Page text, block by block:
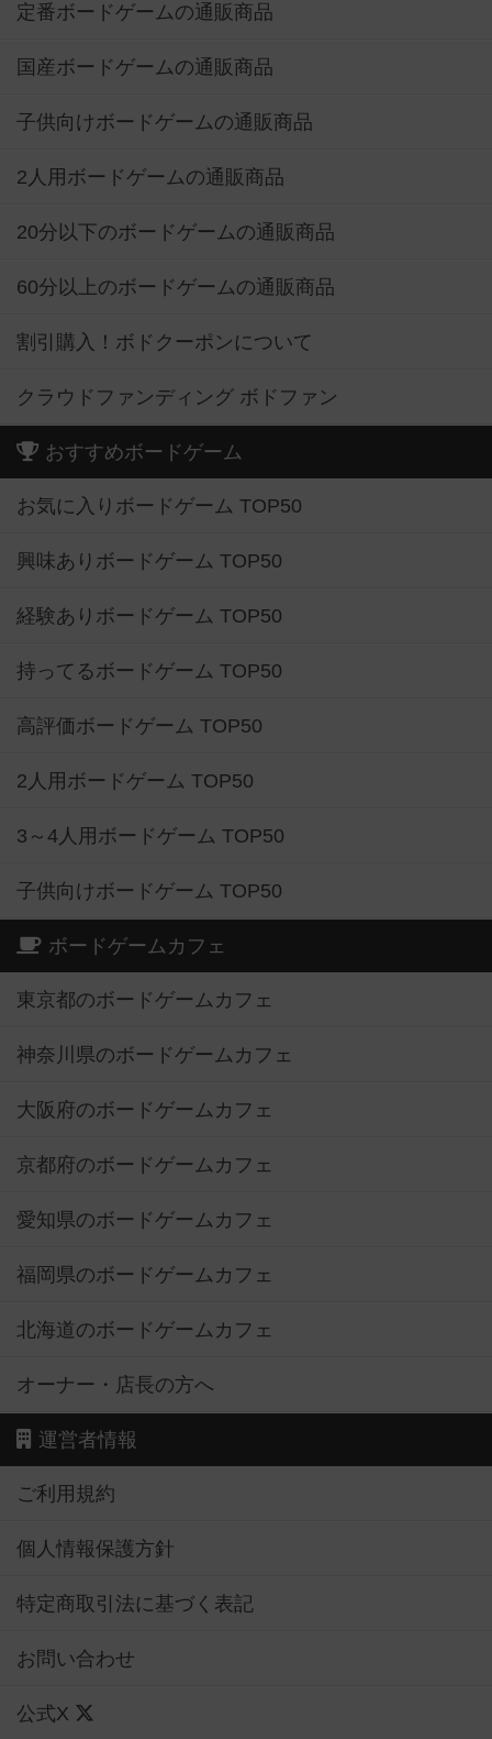
定番ボードゲームの通販商品
国産ボードゲームの通販商品
子供向けボードゲームの通販商品
2人用ボードゲームの通販商品
20分以下のボードゲームの通販商品
60分以上のボードゲームの通販商品
割引購入！ボドクーポンについて
クラウドファンディング ボドファン
おすすめボードゲーム
お気に入りボードゲーム TOP50
興味ありボードゲーム TOP50
経験ありボードゲーム TOP50
持ってるボードゲーム TOP50
高評価ボードゲーム TOP50
2人用ボードゲーム TOP50
3～4人用ボードゲーム TOP50
子供向けボードゲーム TOP50
ボードゲームカフェ
東京都のボードゲームカフェ
神奈川県のボードゲームカフェ
大阪府のボードゲームカフェ
京都府のボードゲームカフェ
愛知県のボードゲームカフェ
福岡県のボードゲームカフェ
北海道のボードゲームカフェ
オーナー・店長の方へ
運営者情報
ご利用規約
個人情報保護方針
特定商取引法に基づく表記
お問い合わせ
公式X